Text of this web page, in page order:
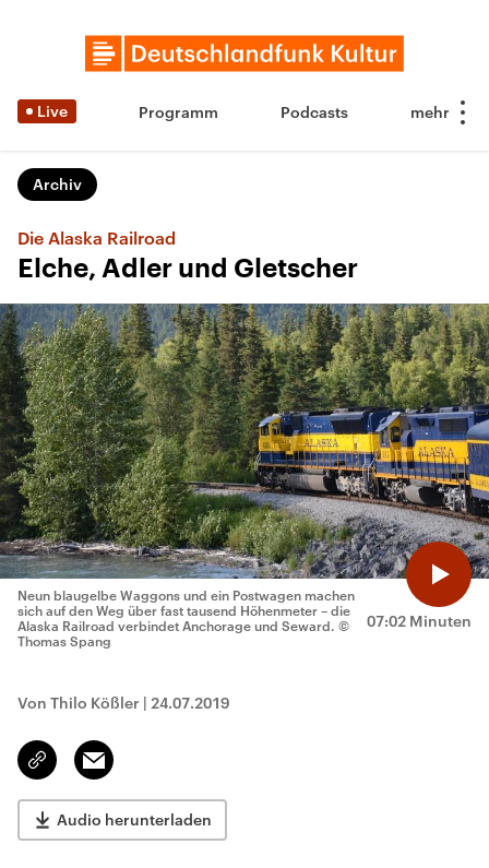
Live Programm Podcasts
Archiv
Die Alaska Railroad
Elche, Adler und Gletscher
07:02 Minuten
Neun blaugelbe Waggons und ein Postwagen machen
sich auf den Weg über fast tausend Höhenmeter – die
Alaska Railroad verbindet Anchorage und Seward. ©
Thomas Spang
Von Thilo Kößler | 24.07.2019
Link
kopieren/teilen
Email
Audio herunterladen